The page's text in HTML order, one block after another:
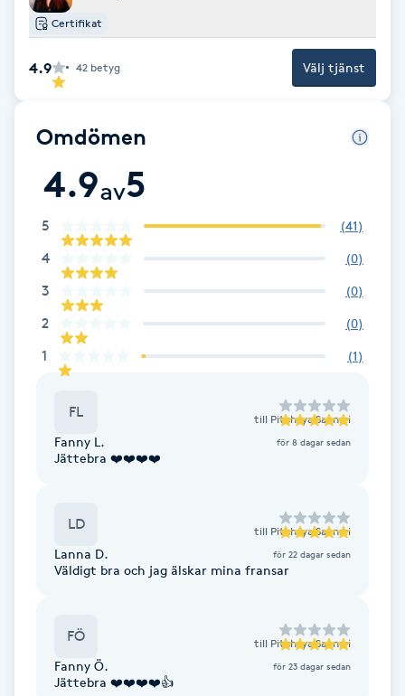
Fransk manikyr
Fransrengöring
Friskvård
Friskvårdsmassage
Funktionsanalys
Färgning
Gelenaglar
Certifikat
4.9 42 betyg Välj tjänst
Omdömen
4.9av5
5 (41)
4 (0)
3 (0)
2 (0)
1 (1)
FL till Pitchaya Saensri
Fanny L. för 8 dagar sedan
Jättebra ❤️❤️❤️❤️
LD till Pitchaya Saensri
Lanna D. för 22 dagar sedan
Väldigt bra och jag älskar mina fransar
FÖ till Pitchaya Saensri
Fanny Ö. för 23 dagar sedan
Jättebra ❤️❤️❤️❤️👍